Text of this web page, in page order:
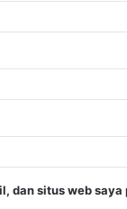
dan situs web saya